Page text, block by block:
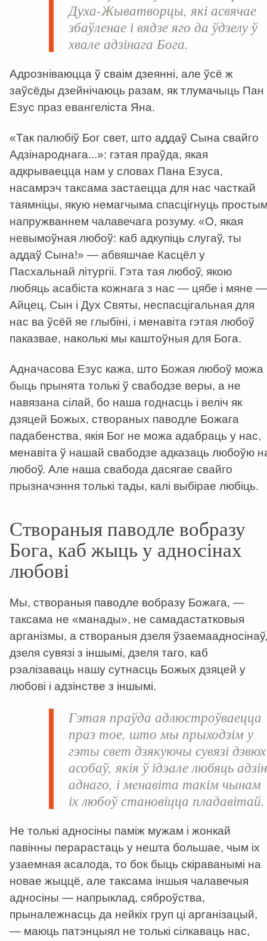
Духа-Жыватворцы, які асвячае
збаўленае і вядзе яго да ўдзелу ў
хвале адзінага Бога.
Адрозніваюцца ў сваім дзеянні, але ўсё ж
заўсёды дзейнічаюць разам, як тлумачыць Пан
Езус праз евангеліста Яна.
«Так палюбіў Бог свет, што аддаў Сына свайго
Адзінароднага...»: гэтая праўда, якая
адкрываецца нам у словах Пана Езуса,
насамрэч таксама застаецца для нас часткай
таямніцы, якую немагчыма спасцігнуць
напружваннем чалавечага розуму. «О, якая
невымоўная любоў: каб адкупіць слугаў, ты
аддаў Сына!» — абвяшчае Касцёл у
Пасхальнай літургіі. Гэта тая любоў, якою
любяць асабіста кожнага з нас — цябе і мяне —
Айцец, Сын і Дух Святы, неспасцігальная для
нас ва ўсёй яе глыбіні, і менавіта гэтая любоў
паказвае, наколькі мы каштоўныя для Бога.
Адначасова Езус кажа, што Божая любоў можа
быць прынята толькі ў свабодзе веры, а не
навязана сілай, бо наша годнасць і веліч як
дзяцей Божых, створаных паводле Божага
падабенства, якія Бог не можа адабраць у нас,
менавіта ў нашай свабодзе адказаць любоўю
любоў. Але наша свабода дасягае свайго
прызначэння толькі тады, калі выбірае любіць.
Створаныя паводле вобразу
Бога, каб жыць у адносінах
любові
Мы, створаныя паводле вобразу Божага, —
таксама не «манады», не самадастатковыя
арганізмы, а створаныя дзеля ўзаемаадносінаў,
дзеля сувязі з іншымі, дзеля таго, каб
рэалізаваць нашу сутнасць Божых дзяцей у
любові і адзінстве з іншымі.
Гэтая праўда адлюстроўваецца
праз тое, што мы прыходзім у
гэты свет дзякуючы сувязі дзвюх
асобаў, якія ў ідэале любяць адзін
аднаго, і менавіта такім чынам
іх любоў становіцца пладавітай.
Не толькі адносіны паміж мужам і жонкай
павінны перарастаць у нешта большае, чым іх
узаемная асалода, то бок быць скіраванымі на
новае жыццё, але таксама іншыя чалавечыя
адносіны — напрыклад, сяброўства,
прыналежнасць да нейкіх груп ці арганізацый,
— маюць патэнцыял не толькі сілкаваць нас,